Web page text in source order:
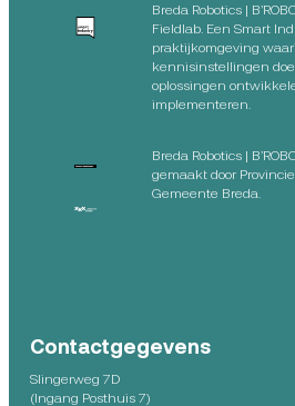
Breda Robotics |
Fieldlab. Een Smart
praktijkomgeving
kennisinstellingen
oplossingen
implementeren.
Breda Robotics |
gemaakt door
Gemeente Breda.
Contactgegevens
Slingerweg 7D
(Ingang Posthuis 7)